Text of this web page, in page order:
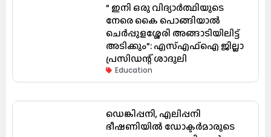
” ഇനി ഒരു വിദ്യാർത്ഥിയുടെ
നേരെ കൈ പൊങ്ങിയാൽ
ചെർപ്പുളശ്ശേരി അങ്ങാടിയിലിട്ട്
അടിക്കും”: എസ്എഫ്ഐ ജില്ലാ
പ്രസിഡന്റ് ശാദുലി
Education
ഡെങ്കിപ്പനി, എലിപ്പനി
ഭീഷണിയിൽ ഡോക്ടർമാരുടെ